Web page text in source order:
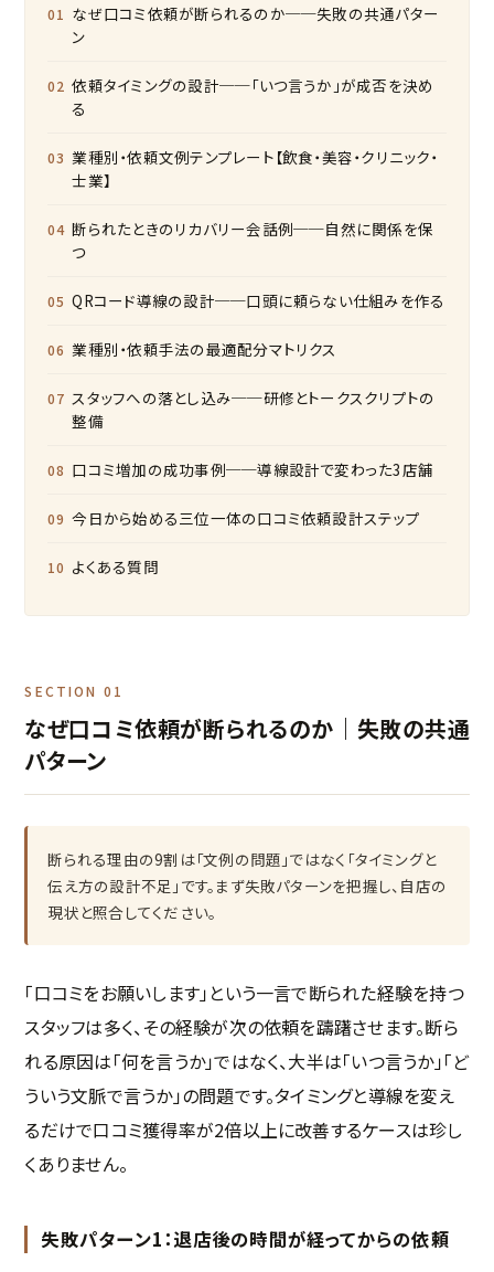
なぜ口コミ依頼が断られるのか──失敗の共通パター
ン
依頼タイミングの設計──「いつ言うか」が成否を決め
る
業種別・依頼文例テンプレート【飲食・美容・クリニック・
士業】
断られたときのリカバリー会話例──自然に関係を保
つ
QRコード導線の設計──口頭に頼らない仕組みを作る
業種別・依頼手法の最適配分マトリクス
スタッフへの落とし込み──研修とトークスクリプトの
整備
口コミ増加の成功事例──導線設計で変わった3店舗
今日から始める三位一体の口コミ依頼設計ステップ
よくある質問
SECTION 01
なぜ口コミ依頼が断られるのか｜失敗の共通
パターン
断られる理由の9割は「文例の問題」ではなく「タイミングと
伝え方の設計不足」です。まず失敗パターンを把握し、自店の
現状と照合してください。
「口コミをお願いします」という一言で断られた経験を持つ
スタッフは多く、その経験が次の依頼を躊躇させます。断ら
れる原因は「何を言うか」ではなく、大半は「いつ言うか」「ど
ういう文脈で言うか」の問題です。タイミングと導線を変え
るだけで口コミ獲得率が2倍以上に改善するケースは珍し
くありません。
失敗パターン1：退店後の時間が経ってからの依頼